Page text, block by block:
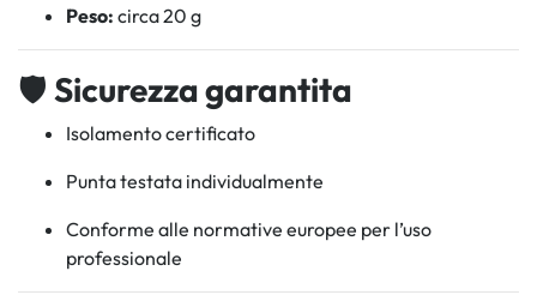
Peso: circa 20 g
🛡️ Sicurezza garantita
Isolamento certificato
Punta testata individualmente
Conforme alle normative europee per l’uso
professionale